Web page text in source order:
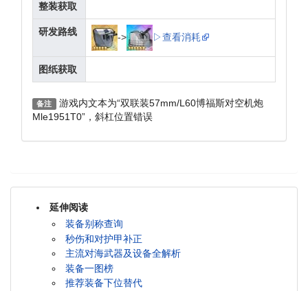
整装获取
研发路线 -> ▷查看消耗
图纸获取
备注 游戏内文本为“双联装57mm/L60博福斯对空机炮
Mle1951T0”，斜杠位置错误
延伸阅读
装备别称查询
秒伤和对护甲补正
主流对海武器及设备全解析
装备一图榜
推荐装备下位替代